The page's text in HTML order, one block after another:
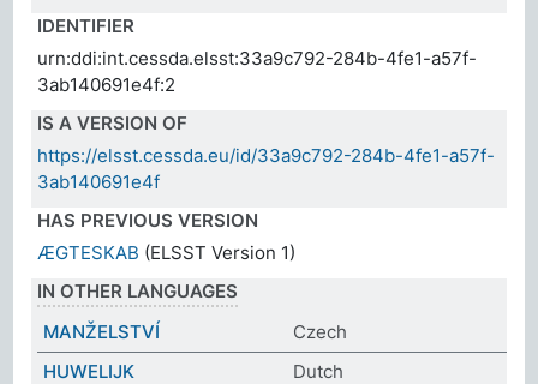
IDENTIFIER
urn:ddi:int.cessda.elsst:33a9c792-284b-4fe1-a57f-
3ab140691e4f:2
IS A VERSION OF
https://elsst.cessda.eu/id/33a9c792-284b-4fe1-a57f-
3ab140691e4f
HAS PREVIOUS VERSION
ÆGTESKAB (ELSST Version 1)
IN OTHER LANGUAGES
MANŽELSTVÍ
Czech
HUWELIJK
Dutch